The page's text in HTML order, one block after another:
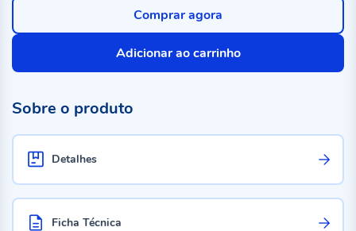
Adicionar ao carrinho
Comprar agora
Sobre o produto
Detalhes
Ficha Técnica